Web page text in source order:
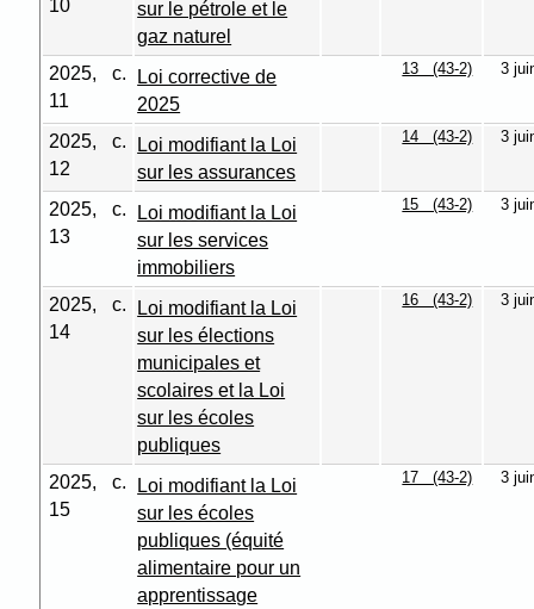
10
sur le pétrole et le
gaz naturel
2025, c.
11
Loi corrective de
2025
13 (43-2) 3
2025, c.
12
Loi modifiant la Loi
sur les assurances
14 (43-2) 3
2025, c.
13
Loi modifiant la Loi
sur les services
immobiliers
15 (43-2) 3
2025, c.
14
Loi modifiant la Loi
sur les élections
municipales et
scolaires et la Loi
sur les écoles
publiques
16 (43-2) 3
2025, c.
15
Loi modifiant la Loi
sur les écoles
publiques (équité
alimentaire pour un
apprentissage
17 (43-2) 3